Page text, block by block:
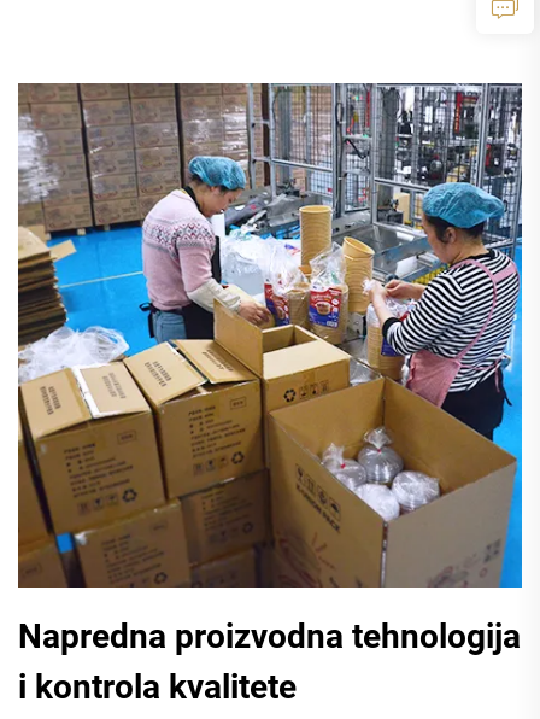
Napredna proizvodna tehnologija
i kontrola kvalitete